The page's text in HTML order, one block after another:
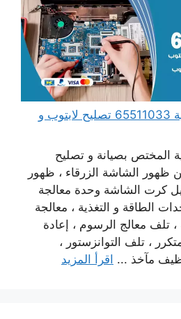
مهندس كمبيوتر الصليبية 65511033 تصليح لابتوب و
المختص بصيانة و تصليح
ظهور الشاشة الزرقاء ، ظهور
كرت الشاشة وحدة معالجة
الطاقة و التغذية ، معالجة
، تلف معالج الرسوم ، إعادة
، تلف التوانزستور ،
مآخذ ... اقرأ المزيد